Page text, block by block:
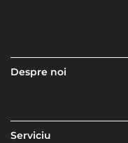
Despre noi
Serviciu